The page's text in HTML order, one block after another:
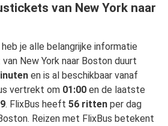
van New York naar
je alle belangrijke informatie
New York naar Boston duurt
en is al beschikbaar vanaf
vertrekt om 01:00 en de laatste
. FlixBus heeft 56 ritten per dag
Reizen met FlixBus betekent